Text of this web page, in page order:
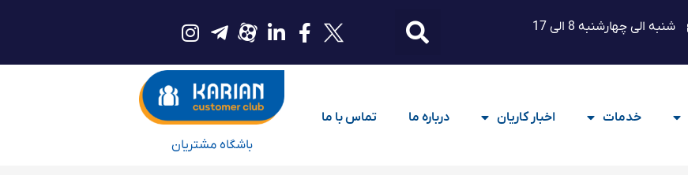
شنبه الی چهارشنبه 8 الی 17
خدمات اخبار کاریان درباره ما
تماس با ما
باشگاه مشتریان